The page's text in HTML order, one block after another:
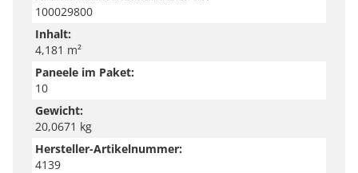
100029800
Inhalt:
4,181 m²
Paneele im Paket:
10
Gewicht:
20,0671 kg
Hersteller-Artikelnummer:
4139